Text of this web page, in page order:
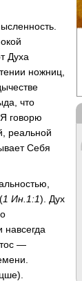
Духа
ножниц,
что
говорю
реальной
Себя
1 Ин.1:1). Дух
навсегда
—